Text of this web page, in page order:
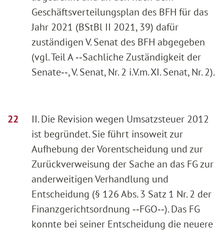
Geschäftsverteilungsplan des BFH für das
Jahr 2021 (BStBl II 2021, 39) dafür
zuständigen V. Senat des BFH abgegeben
(vgl. Teil A ‑‑Sachliche Zuständigkeit der
Senate‑‑, V. Senat, Nr. 2 i.V.m. XI. Senat, Nr. 2).
II. Die Revision wegen Umsatzsteuer 2012
ist begründet. Sie führt insoweit zur
Aufhebung der Vorentscheidung und zur
Zurückverweisung der Sache an das FG zur
anderweitigen Verhandlung und
Entscheidung (§ 126 Abs. 3 Satz 1 Nr. 2 der
Finanzgerichtsordnung ‑‑FGO‑‑). Das FG
konnte bei seiner Entscheidung die neuere